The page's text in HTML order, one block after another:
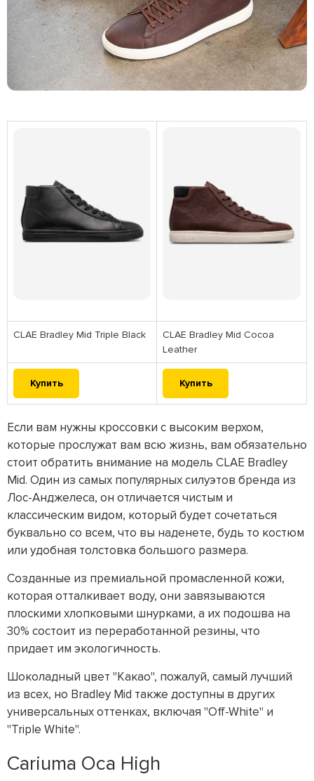
CLAE Bradley Mid Triple Black
CLAE Bradley Mid Cocoa
Leather
Купить Купить
Если вам нужны кроссовки с высоким верхом,
которые прослужат вам всю жизнь, вам обязательно
стоит обратить внимание на модель CLAE Bradley
Mid. Один из самых популярных силуэтов бренда из
Лос-Анджелеса, он отличается чистым и
классическим видом, который будет сочетаться
буквально со всем, что вы наденете, будь то костюм
или удобная толстовка большого размера.
Созданные из премиальной промасленной кожи,
которая отталкивает воду, они завязываются
плоскими хлопковыми шнурками, а их подошва на
30% состоит из переработанной резины, что
придает им экологичность.
Шоколадный цвет "Какао", пожалуй, самый лучший
из всех, но Bradley Mid также доступны в других
универсальных оттенках, включая "Off-White" и
"Triple White".
Cariuma Oca High